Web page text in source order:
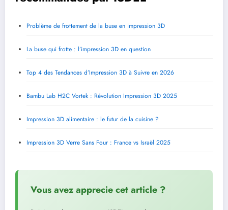
Problème de frottement de la buse en impression 3D
La buse qui frotte : l’impression 3D en question
Top 4 des Tendances d’Impression 3D à Suivre en 2026
Bambu Lab H2C Vortek : Révolution Impression 3D 2025
Impression 3D alimentaire : le futur de la cuisine ?
Impression 3D Verre Sans Four : France vs Israël 2025
Vous avez apprecie cet article ?